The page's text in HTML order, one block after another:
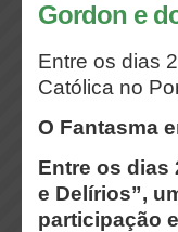
Gordon e
Entre os dias
Católica no
O Fantasma
Entre os dias
e Delírios”,
participação